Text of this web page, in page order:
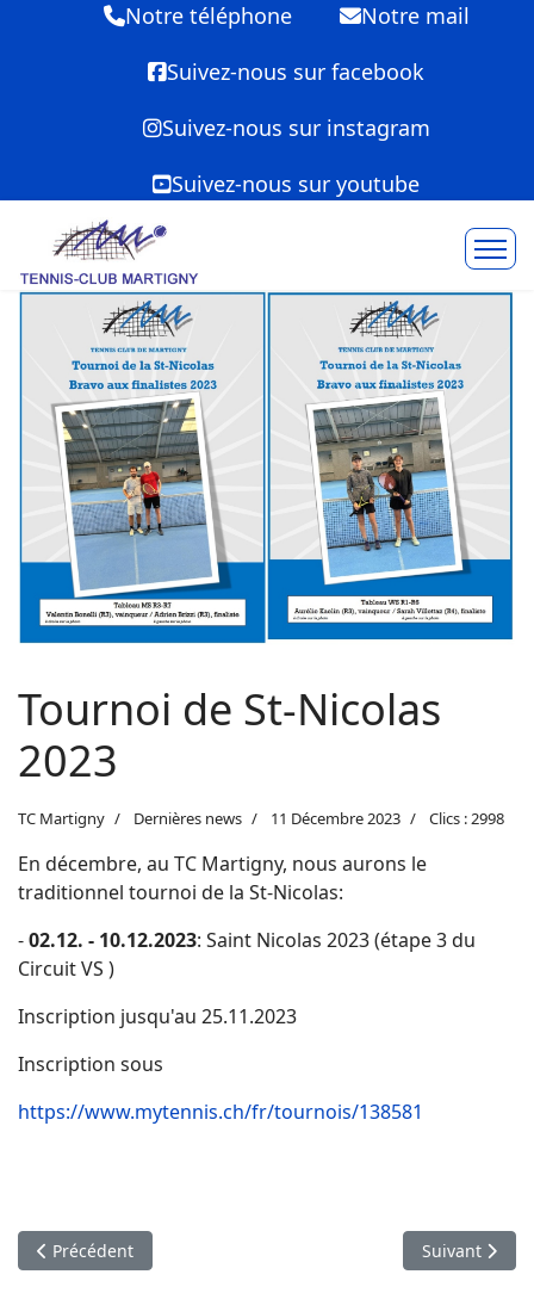
Notre téléphone
Notre mail
Suivez-nous sur facebook
Suivez-nous sur instagram
Suivez-nous sur youtube
Tournoi de St-Nicolas
2023
TC Martigny Dernières news 11 Décembre 2023 Clics : 2998
En décembre, au TC Martigny, nous aurons le
traditionnel tournoi de la St-Nicolas:
-02.12. - 10.12.2023: Saint Nicolas 2023 (étape 3 du
Circuit VS )
Inscription jusqu'au 25.11.2023
Inscription sous
https://www.mytennis.ch/fr/tournois/138581
Article précédent : Ecole de tennis
Précédent Article
Suivant